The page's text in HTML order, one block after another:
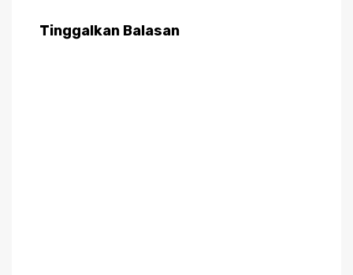
Tinggalkan Balasan